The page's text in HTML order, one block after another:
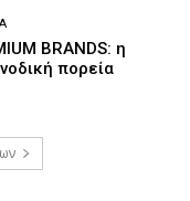
BRANDS: η
πορεία